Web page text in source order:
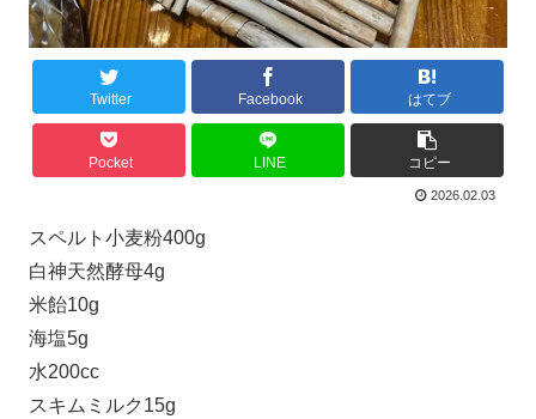
Twitter Facebook はてブ
Pocket LINE コピー
2026.02.03
スペルト小麦粉400g
白神天然酵母4g
米飴10g
海塩5g
水200cc
スキムミルク15g